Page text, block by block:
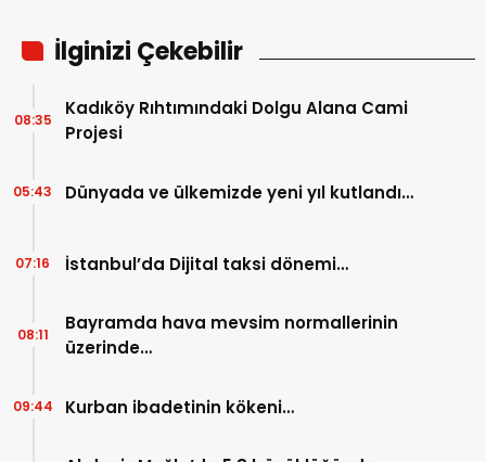
İlginizi Çekebilir
Kadıköy Rıhtımındaki Dolgu Alana Cami
Projesi
08:35
Dünyada ve ülkemizde yeni yıl kutlandı…
05:43
İstanbul’da Dijital taksi dönemi…
07:16
Bayramda hava mevsim normallerinin
üzerinde…
08:11
Kurban ibadetinin kökeni…
09:44